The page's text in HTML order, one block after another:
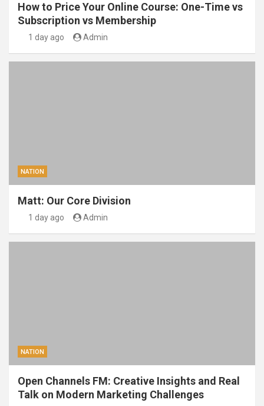
How to Price Your Online Course: One-Time vs
Subscription vs Membership
1 day ago Admin
NATION
Matt: Our Core Division
1 day ago Admin
NATION
Open Channels FM: Creative Insights and Real
Talk on Modern Marketing Challenges